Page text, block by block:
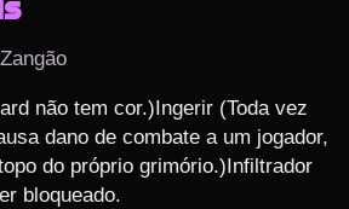
não tem cor.)Ingerir (Toda vez
dano de combate a um jogador,
do próprio grimório.)Infiltrador
bloqueado.